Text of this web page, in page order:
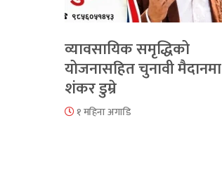
व्यावसायिक समृद्धिको
योजनासहित चुनावी मैदानमा
शंकर डुम्रे
१ महिना अगाडि